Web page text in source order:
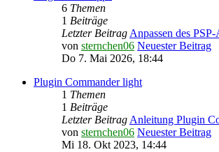
6 Themen
1 Beiträge
Letzter BeitragAnpassen des
von sternchen06 Neuester Beitrag
Do 7. Mai 2026, 18:44
Plugin Commander light
1 Themen
1 Beiträge
Letzter BeitragAnleitung Plugin
von sternchen06 Neuester Beitrag
Mi 18. Okt 2023, 14:44